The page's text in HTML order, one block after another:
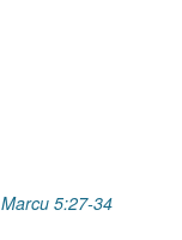
Marcu 5:27-34